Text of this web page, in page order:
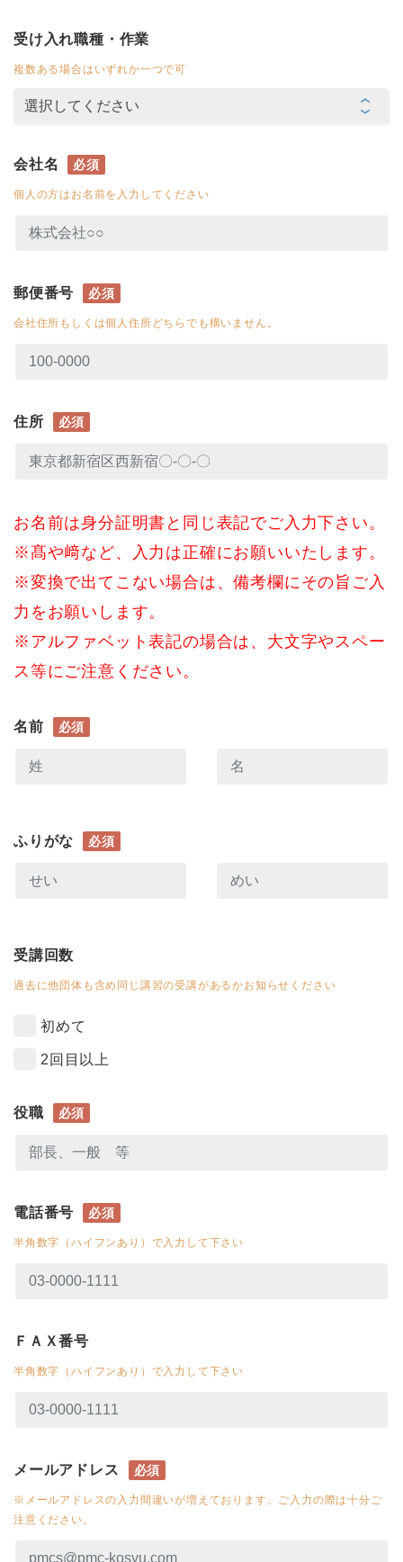
受け入れ職種・作業
複数ある場合はいずれか一つで可
会社名 必須
個人の方はお名前を入力してください
郵便番号 必須
会社住所もしくは個人住所どちらでも構いません。
住所 必須
お名前は身分証明書と同じ表記でご入力下さい。
※髙や﨑など、入力は正確にお願いいたします。
※変換で出てこない場合は、備考欄にその旨ご入
力をお願いします。
※アルファベット表記の場合は、大文字やスペー
ス等にご注意ください。
名前 必須
ふりがな 必須
受講回数
過去に他団体も含め同じ講習の受講があるかお知らせください
初めて
2回目以上
役職 必須
電話番号 必須
半角数字（ハイフンあり）で入力して下さい
ＦＡＸ番号
半角数字（ハイフンあり）で入力して下さい
メールアドレス 必須
※メールアドレスの入力間違いが増えております。ご入力の際は十分ご
注意ください。